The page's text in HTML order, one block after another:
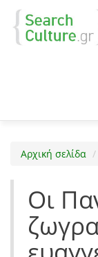
Αρχική σελίδα
Οι